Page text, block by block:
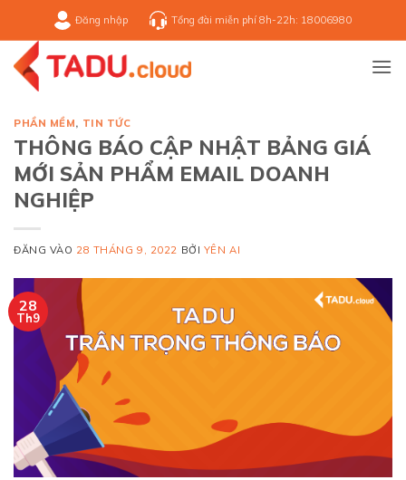
nội
dung
Đăng nhập Tổng đài miễn phí 8h-22h: 18006980
PHẦN MỀM, TIN TỨC
THÔNG BÁO CẬP NHẬT BẢNG GIÁ
MỚI SẢN PHẨM EMAIL DOANH
NGHIỆP
ĐĂNG VÀO 28 THÁNG 9, 2022 BỞI YÊN AI
28
Th9